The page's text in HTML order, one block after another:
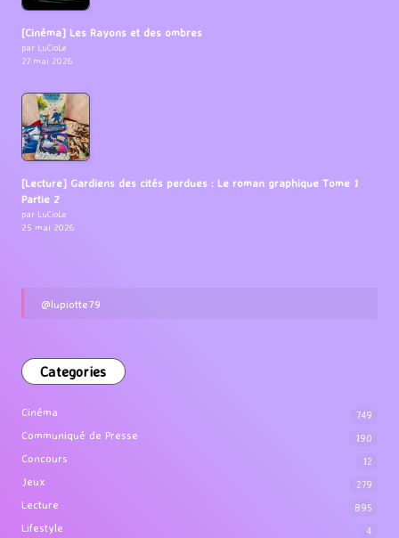
[Cinéma] Les Rayons et des ombres
par LuCioLe
27 mai 2026
[Lecture] Gardiens des cités perdues : Le roman graphique Tome 1
Partie 2
par LuCioLe
25 mai 2026
@lupiotte79
Categories
Cinéma 749
Communiqué de Presse 190
Concours 12
Jeux 279
Lecture 895
Lifestyle 4